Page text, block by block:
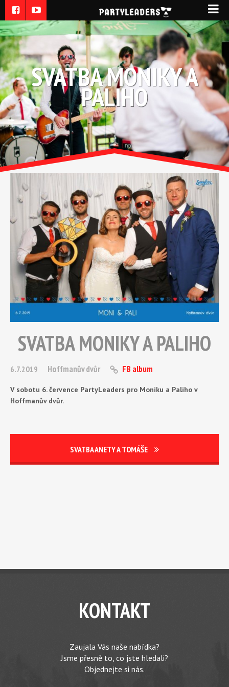
SVATBA MONIKY A
PALIHO
SVATBA MONIKY A PALIHO
6.7.2019 Hoffmanův dvůr FB album
V sobotu 6. července PartyLeaders pro Moniku a Paliho v
Hoffmanův dvůr.
SVATBA ANETY A TOMÁŠE
KONTAKT
Zaujala Vás naše nabídka?
Jsme přesně to, co jste hledali?
Objednejte si nás.